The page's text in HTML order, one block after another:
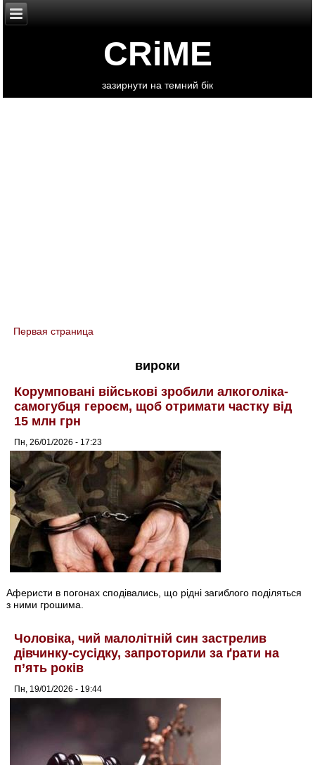
CRiME
зазирнути на темний бік
You are here
Первая страница
вироки
Корумповані військові зробили алкоголіка-
самогубця героєм, щоб отримати частку від
15 млн грн
Пн, 26/01/2026 - 17:23
Аферисти в погонах сподівались, що рідні загиблого поділяться
з ними грошима.
Чоловіка, чий малолітній син застрелив
дівчинку-сусідку, запроторили за ґрати на
п’ять років
Пн, 19/01/2026 - 19:44